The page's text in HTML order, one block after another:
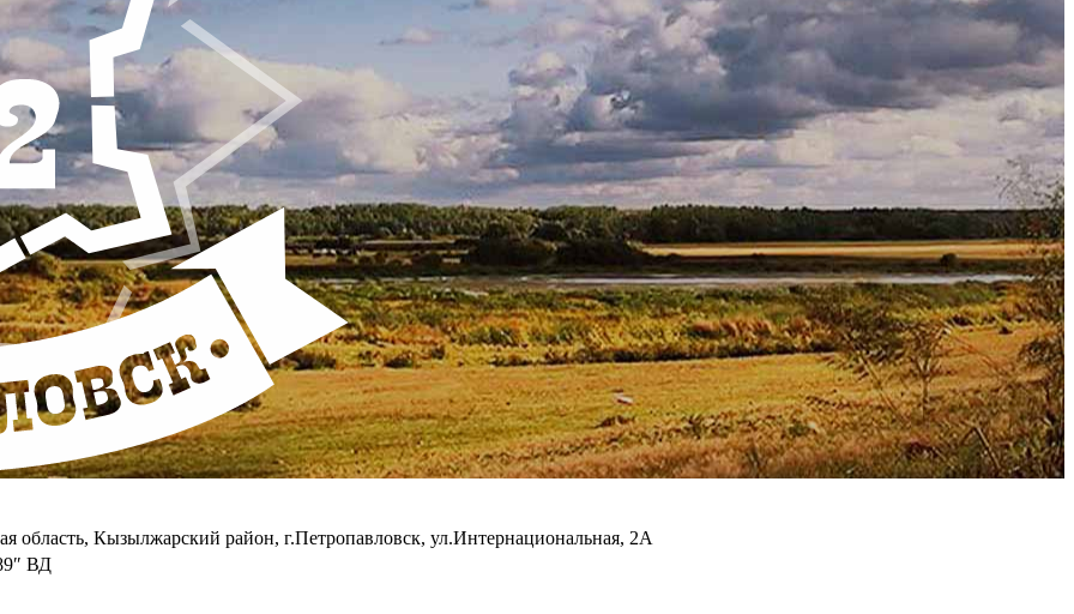
область, Кызылжарский район, г.Петропавловск, ул.Интернациональная, 2А
ВД